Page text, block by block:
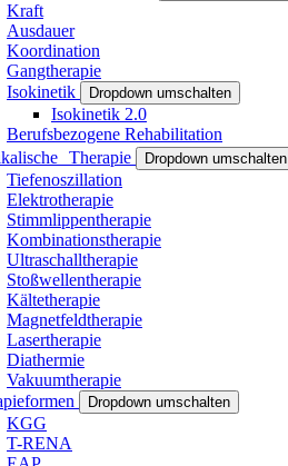
Kraft
Ausdauer
Koordination
Gangtherapie
Isokinetik
Dropdown umschalten
Isokinetik 2.0
Berufsbezogene Rehabilitation
Therapie
Dropdown umschalten
Tiefenoszillation
Elektrotherapie
Stimmlippentherapie
Kombinationstherapie
Ultraschalltherapie
Stoßwellentherapie
Kältetherapie
Magnetfeldtherapie
Lasertherapie
Diathermie
Vakuumtherapie
Dropdown umschalten
KGG
T-RENA